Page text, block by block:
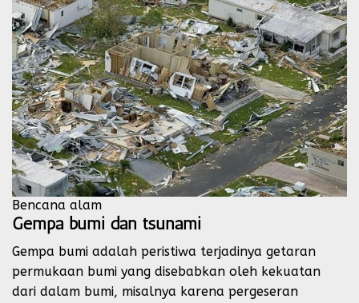
Bencana alam
Gempa bumi dan tsunami
Gempa bumi adalah peristiwa terjadinya getaran
permukaan bumi yang disebabkan oleh kekuatan
dari dalam bumi, misalnya karena pergeseran